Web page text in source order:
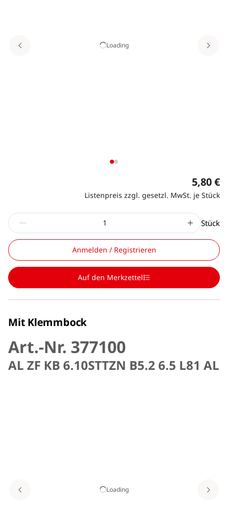
Loading
5,80 €
Listenpreis zzgl. gesetzl. MwSt. je Stück
Stück
Anmelden / Registrieren
Auf den Merkzettel
Mit Klemmbock
Art.-Nr. 377100
AL ZF KB 6.10STTZN B5.2 6.5 L81 AL
Loading